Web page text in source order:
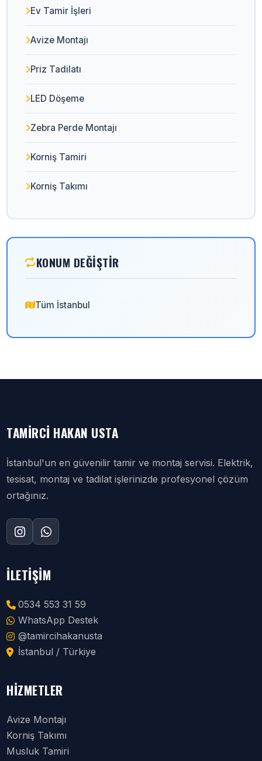
Ev Tamir İşleri
Avize Montajı
Priz Tadilatı
LED Döşeme
Zebra Perde Montajı
Korniş Tamiri
Korniş Takımı
KONUM DEĞIŞTIR
Tüm İstanbul
TAMIRCI HAKAN USTA
İstanbul'un en güvenilir tamir ve montaj servisi. Elektrik,
tesisat, montaj ve tadilat işlerinizde profesyonel çözüm
ortağınız.
İLETIŞIM
0534 553 31 59
WhatsApp Destek
@tamircihakanusta
İstanbul / Türkiye
HIZMETLER
Avize Montajı
Korniş Takımı
Musluk Tamiri